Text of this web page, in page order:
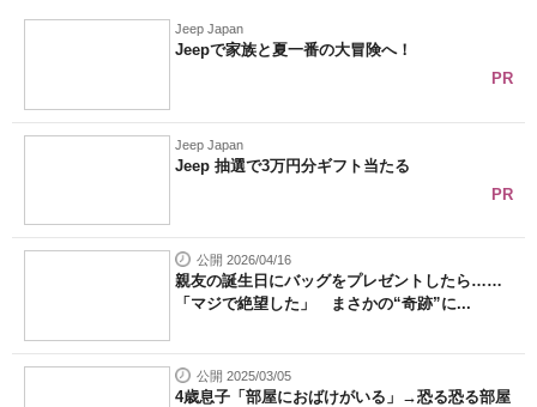
Jeep Japan
Jeepで家族と夏一番の大冒険へ！
PR
Jeep Japan
Jeep 抽選で3万円分ギフト当たる
PR
公開 2026/04/16
親友の誕生日にバッグをプレゼントしたら……
「マジで絶望した」 まさかの“奇跡”に...
公開 2025/03/05
4歳息子「部屋におばけがいる」→恐る恐る部屋